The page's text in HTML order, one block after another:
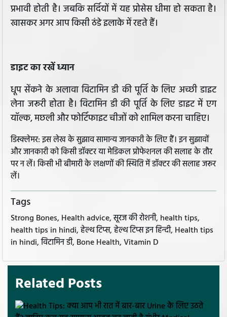
प्रभावी होती है। जबकि सर्दियों में यह प्रोसेस धीमा हो सकता है।
खासकर अगर आप किसी ठंडे इलाके में रहते हैं।
डाइट का रखें ध्यान
धूप सेंकने के अलावा विटामिन डी की पूर्ति के लिए अच्छी डाइट
लेना जरूरी होता है। विटामिन डी की पूर्ति के लिए डाइट में एग
यॉल्क, मछली और फोर्टिफाइट चीजों को शामिल करना चाहिए।
डिस्क्लेमर: इस लेख के सुझाव सामान्य जानकारी के लिए हैं। इन सुझावों
और जानकारी को किसी डॉक्टर या मेडिकल प्रोफेशनल की सलाह के तौर
पर न लें। किसी भी बीमारी के लक्षणों की स्थिति में डॉक्टर की सलाह जरूर
लें।
Tags
Strong Bones, Health advice, सूरज की रोशनी, health tips,
health tips in hindi, हेल्थ टिप्स, हेल्थ टिप्स इन हिन्दी, Health tips
in hindi, विटामिन डी, Bone Health, Vitamin D
Related Posts